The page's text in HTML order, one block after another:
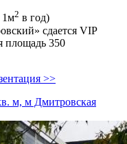
1м2 в год)
сдается VIP
площадь 350
>>
м, м Дмитровская